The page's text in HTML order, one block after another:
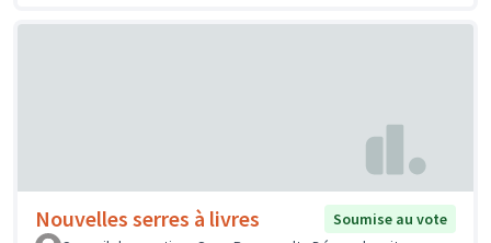
Nouvelles serres à livres
Soumise au vote